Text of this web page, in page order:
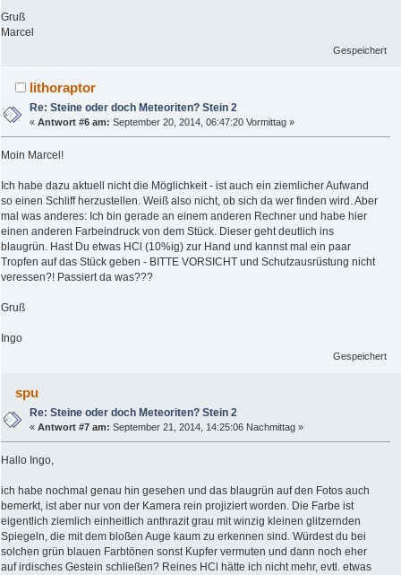
Gruß
Marcel
Gespeichert
lithoraptor
Re: Steine oder doch Meteoriten? Stein 2
«Antwort #6 am: September 20, 2014, 06:47:20 Vormittag »
Moin Marcel!
Ich habe dazu aktuell nicht die Möglichkeit - ist auch ein ziemlicher Aufwand
so einen Schliff herzustellen. Weiß also nicht, ob sich da wer finden wird. Aber
mal was anderes: Ich bin gerade an einem anderen Rechner und habe hier
einen anderen Farbeindruck von dem Stück. Dieser geht deutlich ins
blaugrün. Hast Du etwas HCl (10%ig) zur Hand und kannst mal ein paar
Tropfen auf das Stück geben - BITTE VORSICHT und Schutzausrüstung nicht
veressen?! Passiert da was???
Gruß
Ingo
Gespeichert
spu
Re: Steine oder doch Meteoriten? Stein 2
«Antwort #7 am: September 21, 2014, 14:25:06 Nachmittag »
Hallo Ingo,
ich habe nochmal genau hin gesehen und das blaugrün auf den Fotos auch
bemerkt, ist aber nur von der Kamera rein projiziert worden. Die Farbe ist
eigentlich ziemlich einheitlich anthrazit grau mit winzig kleinen glitzernden
Spiegeln, die mit dem bloßen Auge kaum zu erkennen sind. Würdest du bei
solchen grün blauen Farbtönen sonst Kupfer vermuten und dann noch eher
auf irdisches Gestein schließen? Reines HCl hätte ich nicht mehr, evtl. etwas